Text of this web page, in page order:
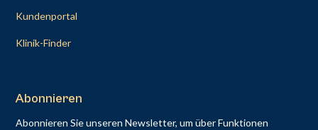
Kundenportal
Klinik-Finder
Abonnieren
Abonnieren Sie unseren Newsletter, um über Funktionen